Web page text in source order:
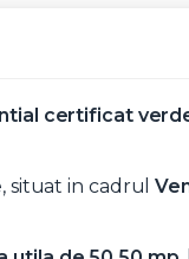
certificat
situat in cadrul